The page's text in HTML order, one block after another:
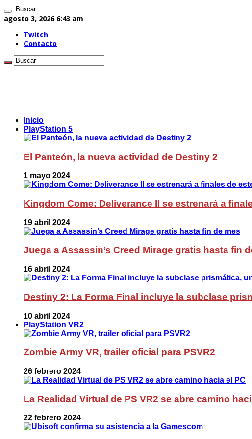
agosto 3, 2026 6:43 am
Twitch
Contacto
Inicio
PlayStation 5
El Panteón, la nueva actividad de Destiny 2
1 mayo 2024
Kingdom Come: Deliverance II se estrenará a
19 abril 2024
Juega a Assassin’s Creed Mirage gratis hasta fin
16 abril 2024
Destiny 2: La Forma Final incluye la subclase
10 abril 2024
PlayStation VR2
Zombie Army VR, trailer oficial para PSVR2
26 febrero 2024
La Realidad Virtual de PS VR2 se abre camino
22 febrero 2024